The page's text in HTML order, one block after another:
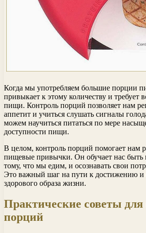
Когда мы употребляем большие порции
привыкает к этому количеству и требует
пищи. Контроль порций позволяет нам
аппетит и учиться слушать сигналы
можем научиться питаться по мере
доступности пищи.
В целом, контроль порций помогает нам
пищевые привычки. Он обучает нас
тому, что мы едим, и осознавать свои
Это важный шаг на пути к достижению
здорового образа жизни.
Практические советы для
порций